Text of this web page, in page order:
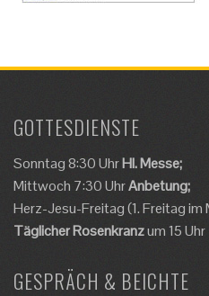
GOTTESDIENSTE
Sonntag 8:30 UhrHl. Messe;
Mittwoch 7:30 UhrAnbetung;
Herz-Jesu-Freitag (1. Freitag im
Täglicher Rosenkranzum 15 Uhr
GESPRÄCH & BEICHTE